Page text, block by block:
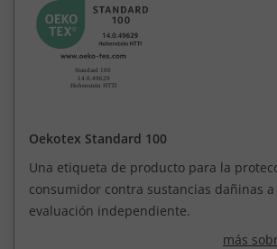
Oekotex Standard 100
Una etiqueta de producto para la
consumidor contra sustancias dañinas
evaluación independiente.
más